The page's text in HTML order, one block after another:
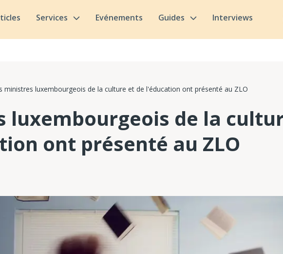
Services Evénements Guides Interviews
ministres luxembourgeois de la culture et de l'éducation ont présenté au ZLO
luxembourgeois de la
ont présenté au ZLO